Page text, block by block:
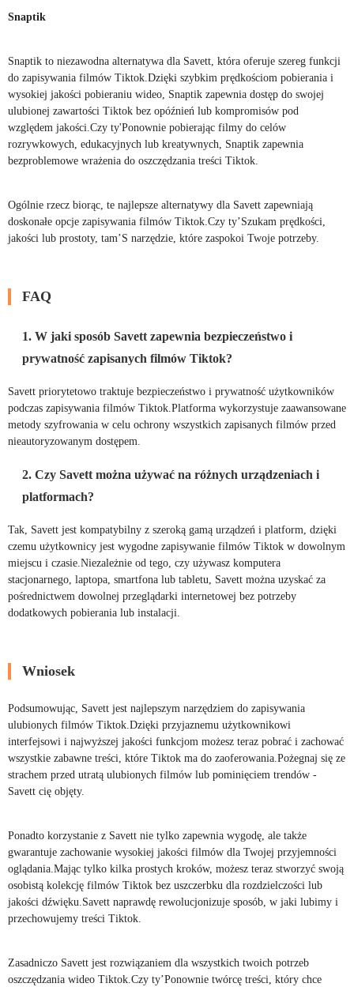
Snaptik
Snaptik to niezawodna alternatywa dla Savett, która oferuje szereg funkcji
do zapisywania filmów Tiktok.Dzięki szybkim prędkościom pobierania i
wysokiej jakości pobieraniu wideo, Snaptik zapewnia dostęp do swojej
ulubionej zawartości Tiktok bez opóźnień lub kompromisów pod
względem jakości.Czy ty'Ponownie pobierając filmy do celów
rozrywkowych, edukacyjnych lub kreatywnych, Snaptik zapewnia
bezproblemowe wrażenia do oszczędzania treści Tiktok.
Ogólnie rzecz biorąc, te najlepsze alternatywy dla Savett zapewniają
doskonałe opcje zapisywania filmów Tiktok.Czy ty’Szukam prędkości,
jakości lub prostoty, tam’S narzędzie, które zaspokoi Twoje potrzeby.
FAQ
1. W jaki sposób Savett zapewnia bezpieczeństwo i
prywatność zapisanych filmów Tiktok?
Savett priorytetowo traktuje bezpieczeństwo i prywatność użytkowników
podczas zapisywania filmów Tiktok.Platforma wykorzystuje zaawansowane
metody szyfrowania w celu ochrony wszystkich zapisanych filmów przed
nieautoryzowanym dostępem.
2. Czy Savett można używać na różnych urządzeniach i
platformach?
Tak, Savett jest kompatybilny z szeroką gamą urządzeń i platform, dzięki
czemu użytkownicy jest wygodne zapisywanie filmów Tiktok w dowolnym
miejscu i czasie.Niezależnie od tego, czy używasz komputera
stacjonarnego, laptopa, smartfona lub tabletu, Savett można uzyskać za
pośrednictwem dowolnej przeglądarki internetowej bez potrzeby
dodatkowych pobierania lub instalacji.
Wniosek
Podsumowując, Savett jest najlepszym narzędziem do zapisywania
ulubionych filmów Tiktok.Dzięki przyjaznemu użytkownikowi
interfejsowi i najwyższej jakości funkcjom możesz teraz pobrać i zachować
wszystkie zabawne treści, które Tiktok ma do zaoferowania.Pożegnaj się ze
strachem przed utratą ulubionych filmów lub pominięciem trendów -
Savett cię objęty.
Ponadto korzystanie z Savett nie tylko zapewnia wygodę, ale także
gwarantuje zachowanie wysokiej jakości filmów dla Twojej przyjemności
oglądania.Mając tylko kilka prostych kroków, możesz teraz stworzyć swoją
osobistą kolekcję filmów Tiktok bez uszczerbku dla rozdzielczości lub
jakości dźwięku.Savett naprawdę rewolucjonizuje sposób, w jaki lubimy i
przechowujemy treści Tiktok.
Zasadniczo Savett jest rozwiązaniem dla wszystkich twoich potrzeb
oszczędzania wideo Tiktok.Czy ty’Ponownie twórcę treści, który chce